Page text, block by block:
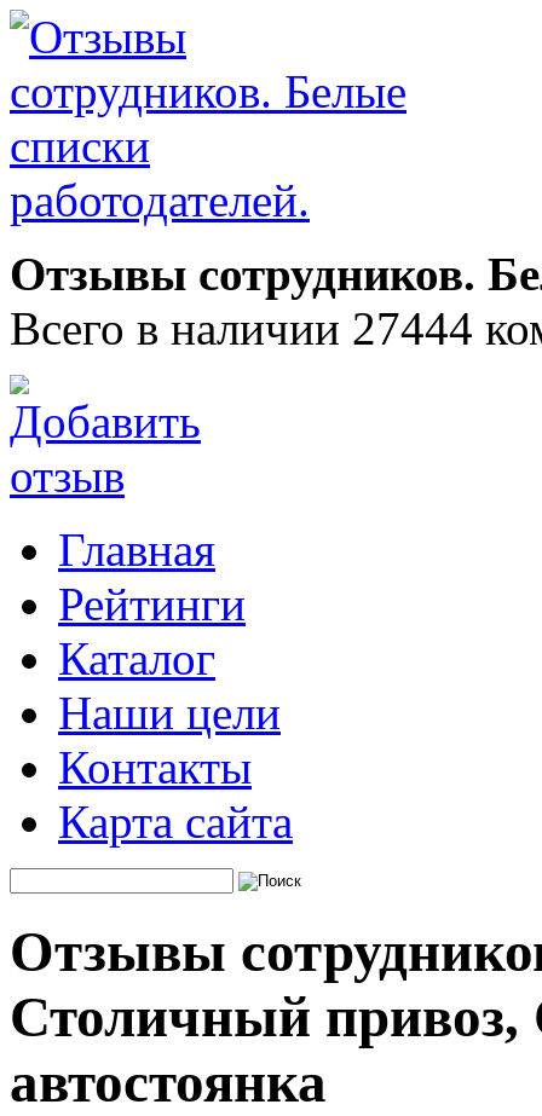
Отзывы сотрудников.
Всего в наличии 27444
Главная
Рейтинги
Каталог
Наши цели
Контакты
Карта сайта
Отзывы
Столичный
автостоянка